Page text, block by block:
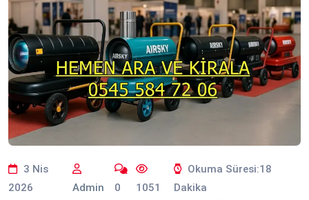
3 Nis
2026
Admin 0 1051
Okuma Süresi:18
Dakika